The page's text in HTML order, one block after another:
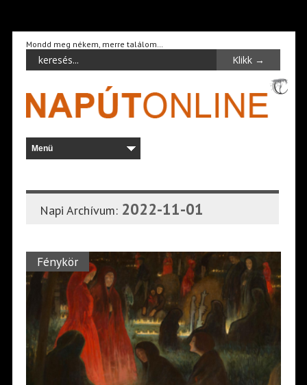
Mondd meg nékem, merre találom…
Napi Archívum: 2022-11-01
Fénykör